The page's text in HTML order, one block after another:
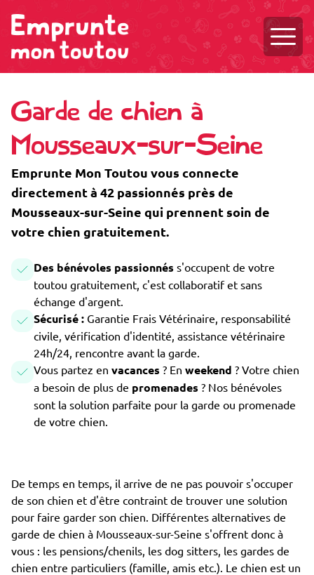
Garde de chien à
Mousseaux-sur-Seine
Emprunte Mon Toutou vous connecte
directement à 42 passionnés près de
Mousseaux-sur-Seine qui prennent soin de
votre chien gratuitement.
Des bénévoles passionnés s'occupent de votre
toutou gratuitement, c'est collaboratif et sans
échange d'argent.
Sécurisé : Garantie Frais Vétérinaire, responsabilité
civile, vérification d'identité, assistance vétérinaire
24h/24, rencontre avant la garde.
Vous partez en vacances ? En weekend ? Votre chien
a besoin de plus de promenades ? Nos bénévoles
sont la solution parfaite pour la garde ou promenade
de votre chien.
De temps en temps, il arrive de ne pas pouvoir s'occuper
de son chien et d'être contraint de trouver une solution
pour faire garder son chien. Différentes alternatives de
garde de chien à Mousseaux-sur-Seine s'offrent donc à
vous : les pensions/chenils, les dog sitters, les gardes de
chien entre particuliers (famille, amis etc.). Le chien est un